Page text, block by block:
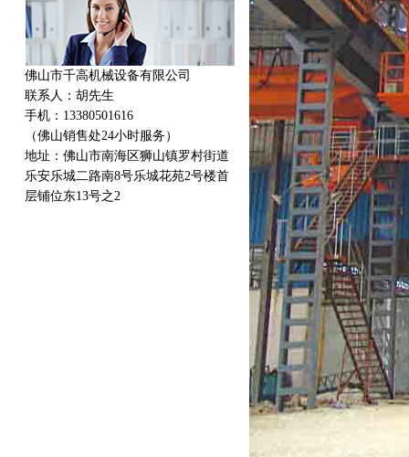
佛山市千高机械设备有限公司
联系人：胡先生
手机：13380501616
（佛山销售处24小时服务）
地址：佛山市南海区狮山镇罗村街道
乐安乐城二路南8号乐城花苑2号楼首
层铺位东13号之2